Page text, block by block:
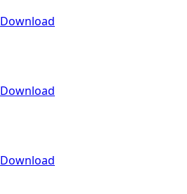
Download
Download
Download